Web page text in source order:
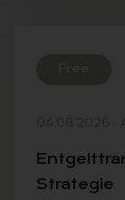
Stra­te­gie